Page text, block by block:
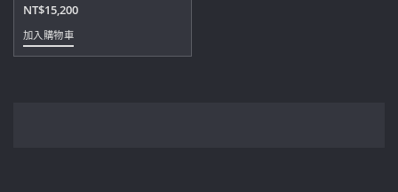
NT$15,200
加入購物車